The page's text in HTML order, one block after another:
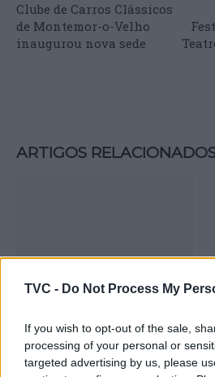
TVC - Do Not Process My
If you wish to opt-out of the sale,
processing of your personal or
targeted advertising by us, please
Clube de Carros Clássicos
de Montemor-o-Velho
inaugurou nova sede
ARTIGOS
Deputados do PSD
Sinfónica da ARMAB